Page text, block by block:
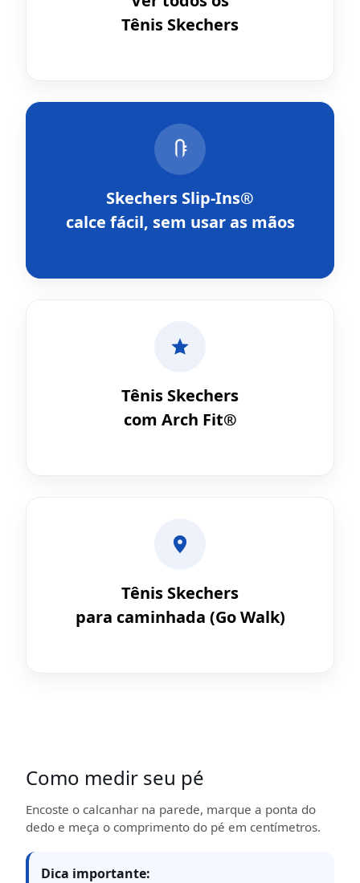
Tênis Skechers
Skechers Slip-Ins®
calce fácil, sem usar as mãos
Tênis Skechers
com Arch Fit®
Tênis Skechers
para caminhada (Go Walk)
Como medir seu pé
Encoste o calcanhar na parede, marque a ponta do
dedo e meça o comprimento do pé em centímetros.
Dica importante: